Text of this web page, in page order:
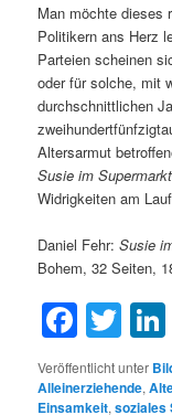
Man möchte dieses
Politikern ans Herz
Parteien scheinen
oder für solche, mit
durchschnittlichen
Altersarmut
Susie im Supermarkt
Widrigkeiten am
Daniel Fehr:Susie
Bohem, 32 Seiten,
Veröffentlicht unter
Alleinerziehende,
Einsamkeit,soziales